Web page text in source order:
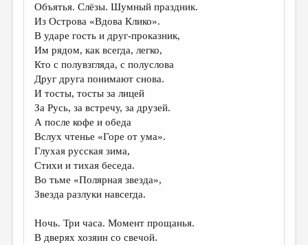
МАЛАЯ ПРОЗА
ЭССЕИСТИКА
ЛИТЕРАТУРОВЕДЕНИЕ
КУЛЬТУРОВЕДЕНИЕ
ПУБЛИЦИСТИКА
РЕЦЕНЗИРОВАНИЕ
ЦИКЛЫ ПУБЛИКАЦИЙ
ТРЕДИАКОВСКИЙ
ВКОНТАКТЕ
Объятья. Слёзы. Шумный праздник.
Из Острова «Вдова Клико».
В ударе гость и друг-проказник,
Им рядом, как всегда, легко,
Кто с полувзгляда, с полуслова
Друг друга понимают снова.
И тосты, тосты за лицей
За Русь, за встречу, за друзей.
А после кофе и обеда
Вслух чтенье «Горе от ума».
Глухая русская зима,
Стихи и тихая беседа.
Во тьме «Полярная звезда»,
Звезда разлуки навсегда.
Ночь. Три часа. Момент прощанья.
В дверях хозяин со свечой.